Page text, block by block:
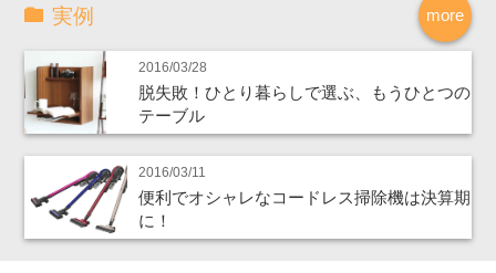
more
実例
2016/03/28
脱失敗！ひとり暮らしで選ぶ、もうひとつの
テーブル
2016/03/11
便利でオシャレなコードレス掃除機は決算期
に！